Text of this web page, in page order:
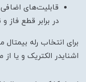
قابلیت‌های
در برابر قطع فاز و
برای انتخاب رله
اشنایدر الکتریک و یا